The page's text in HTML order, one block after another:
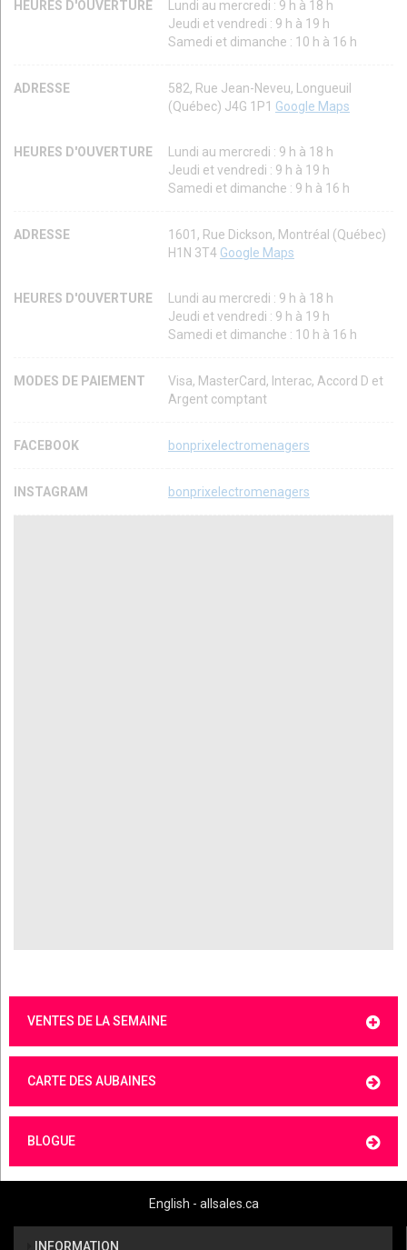
HEURES D'OUVERTURE
Lundi au mercredi : 9 h à 18 h
Jeudi et vendredi : 9 h à 19 h
Samedi et dimanche : 10 h à 16 h
ADRESSE
582, Rue Jean-Neveu, Longueuil
(Québec) J4G 1P1 Google Maps
HEURES D'OUVERTURE
Lundi au mercredi : 9 h à 18 h
Jeudi et vendredi : 9 h à 19 h
Samedi et dimanche : 9 h à 16 h
ADRESSE
1601, Rue Dickson, Montréal (Québec)
H1N 3T4 Google Maps
HEURES D'OUVERTURE
Lundi au mercredi : 9 h à 18 h
Jeudi et vendredi : 9 h à 19 h
Samedi et dimanche : 10 h à 16 h
MODES DE PAIEMENT
Visa, MasterCard, Interac, Accord D et
Argent comptant
FACEBOOK bonprixelectromenagers
INSTAGRAM bonprixelectromenagers
VENTES DE LA SEMAINE
CARTE DES AUBAINES
BLOGUE
English - allsales.ca
INFORMATION